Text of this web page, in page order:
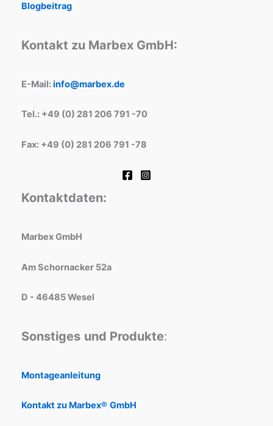
Blogbeitrag
Kontakt zu Marbex GmbH:
E-Mail:info@marbex.de
Tel.: +49 (0) 281 206 791 -70
Fax: +49 (0) 281 206 791 -78
Kontaktdaten:
Marbex GmbH
Am Schornacker 52a
D - 46485 Wesel
Sonstiges und Produkte:
Montageanleitung
Kontakt zu Marbex® GmbH